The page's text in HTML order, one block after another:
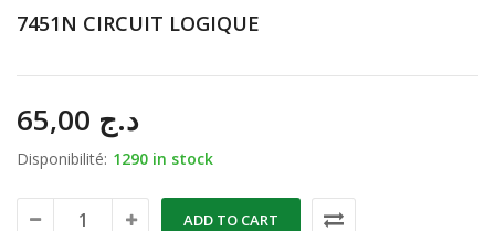
7451N CIRCUIT LOGIQUE
د.ج
Disponibilité: 1290 in stock
ADD TO CART